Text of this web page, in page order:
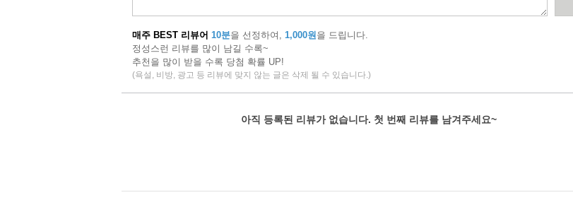
매주 BEST 리뷰어 10분을 선정하여, 1,000원을 드립니다.
정성스런 리뷰를 많이 남길 수록~
추천을 많이 받을 수록 당첨 확률 UP!
(욕설, 비방, 광고 등 리뷰에 맞지 않는 글은 삭제 될 수 있습니다.)
아직 등록된 리뷰가 없습니다. 첫 번째 리뷰를 남겨주세요~